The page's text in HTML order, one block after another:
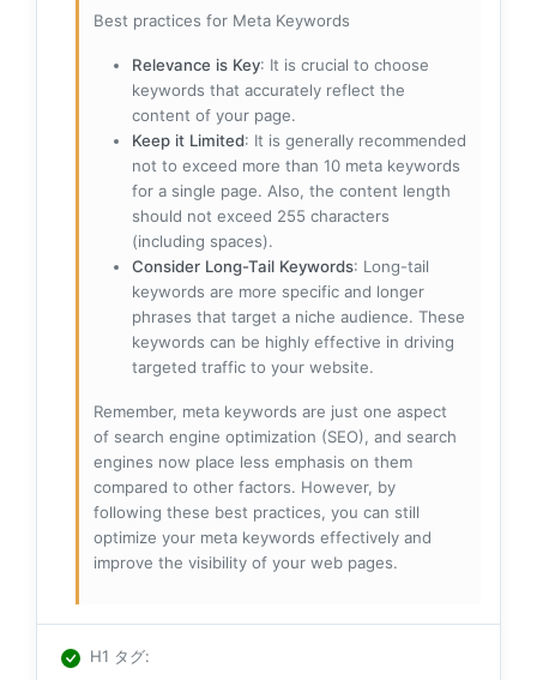
Best practices for Meta Keywords
Relevance is Key: It is crucial to choose
keywords that accurately reflect the
content of your page.
Keep it Limited: It is generally recommended
not to exceed more than 10 meta keywords
for a single page. Also, the content length
should not exceed 255 characters
(including spaces).
Consider Long-Tail Keywords: Long-tail
keywords are more specific and longer
phrases that target a niche audience. These
keywords can be highly effective in driving
targeted traffic to your website.
Remember, meta keywords are just one aspect
of search engine optimization (SEO), and search
engines now place less emphasis on them
compared to other factors. However, by
following these best practices, you can still
optimize your meta keywords effectively and
improve the visibility of your web pages.
H1 タグ: